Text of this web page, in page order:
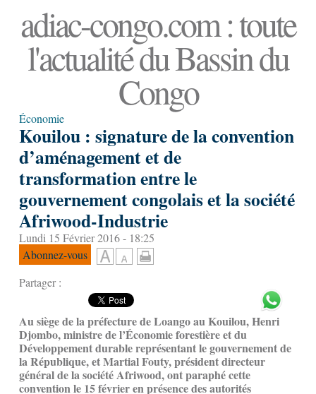
adiac-congo.com : toute
l'actualité du Bassin du
Congo
Économie
Kouilou : signature de la convention
d’aménagement et de
transformation entre le
gouvernement congolais et la société
Afriwood-Industrie
Lundi 15 Février 2016 - 18:25
Abonnez-vous
Partager :
Au siège de la préfecture de Loango au Kouilou, Henri
Djombo, ministre de l’Économie forestière et du
Développement durable représentant le gouvernement de
la République, et Martial Fouty, président directeur
général de la société Afriwood, ont paraphé cette
convention le 15 février en présence des autorités